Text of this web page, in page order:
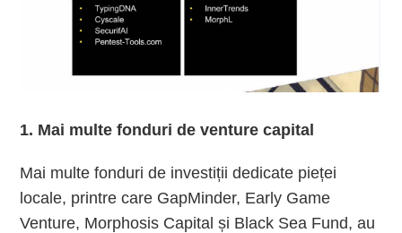
1. Mai multe fonduri de venture capital
Mai multe fonduri de investiții dedicate pieței
locale, printre care GapMinder, Early Game
Venture, Morphosis Capital și Black Sea Fund, au